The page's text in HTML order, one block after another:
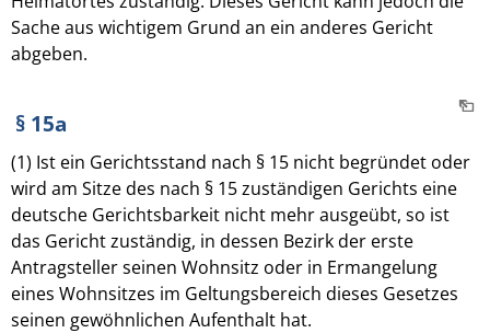
Sache aus wichtigem Grund an ein anderes Gericht
abgeben.
§ 15a
(1) Ist ein Gerichtsstand nach § 15 nicht begründet oder
wird am Sitze des nach § 15 zuständigen Gerichts eine
deutsche Gerichtsbarkeit nicht mehr ausgeübt, so ist
das Gericht zuständig, in dessen Bezirk der erste
Antragsteller seinen Wohnsitz oder in Ermangelung
eines Wohnsitzes im Geltungsbereich dieses Gesetzes
seinen gewöhnlichen Aufenthalt hat.